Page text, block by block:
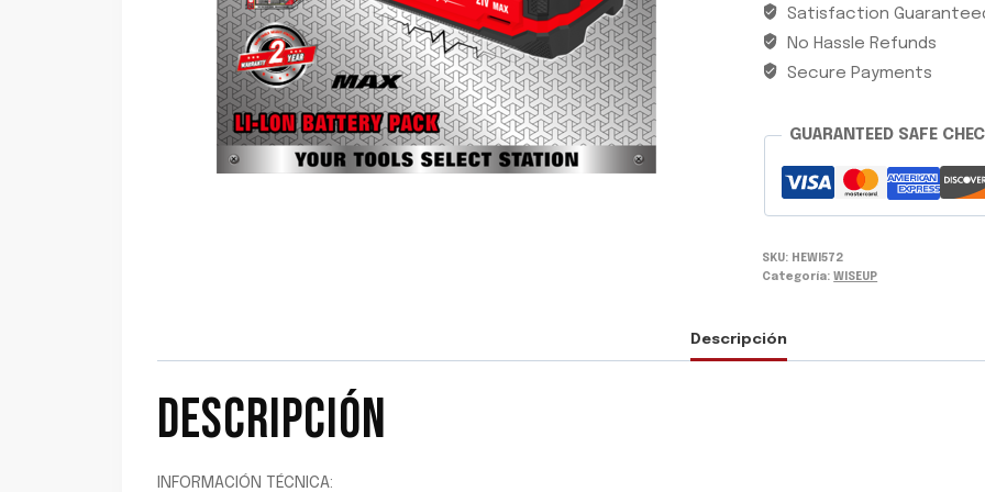
WISEUP
cantidad
Satisfaction
No Hassle Refunds
Secure Payments
GUARANTEED SAFE
SKU: HEWI572
Categoría:WISEUP
Descripción
DESCRIPCIÓN
INFORMACIÓN TÉCNICA: